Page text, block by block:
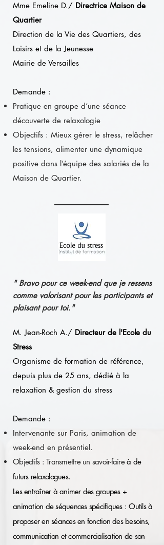
Mme Emeline D./ Directrice Maison de
Quartier
Direction de la Vie des Quartiers, des
Loisirs et de la Jeunesse
Mairie de Versailles
Demande :
Pratique en groupe d’une séance
découverte de relaxologie
Objectifs : Mieux gérer le stress, relâcher
les tensions, alimenter une dynamique
positive dans l’équipe des salariés de la
Maison de Quartier.
" Bravo pour ce week-end que je ressens
comme valorisant pour les participants et
plaisant pour toi."
M. Jean-Roch A./ Directeur de l'Ecole du
Stress
Organisme de formation de référence,
depuis plus de 25 ans, dédié à la
relaxation & gestion du stress
Demande :
Intervenante sur Paris, animation de
week-end en présentiel.
Objectifs : Transmettre un savoir-faireà de
futurs relaxologues.
Les entraîner à animer des groupes +
animation de séquences spécifiques : Outils à
proposer en séances en fonction des besoins,
communication et commercialisation de son